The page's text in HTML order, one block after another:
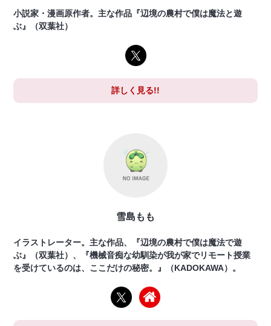
小説家・漫画原作者。主な作品『辺境の農村で僕は魔法と遊
ぶ』（双葉社）
詳しく見る!!
雪島もも
イラストレーター。主な作品、『辺境の農村で僕は魔法で遊
ぶ』（双葉社）、『機械音痴な幼馴染が我が家でリモート授業
を受けているのは、ここだけの秘密。』（KADOKAWA）。